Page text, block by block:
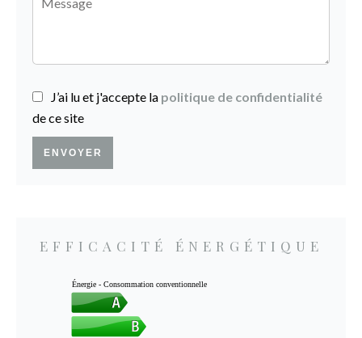
J’ai lu et j'accepte la politique de confidentialité
de ce site
ENVOYER
EFFICACITÉ ÉNERGÉTIQUE
Énergie - Consommation conventionnelle